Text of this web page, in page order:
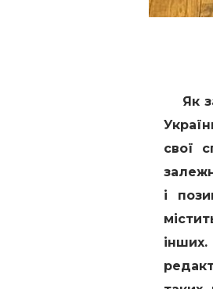
Як
свої
і